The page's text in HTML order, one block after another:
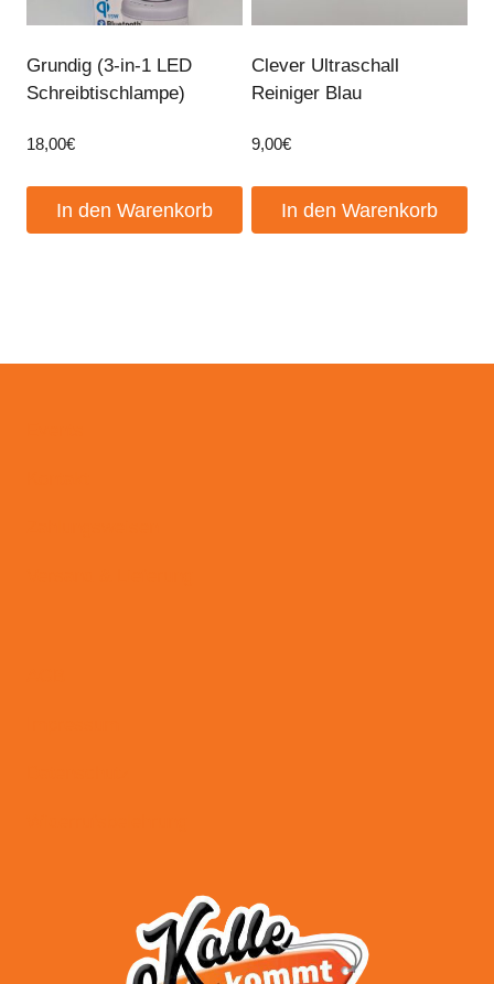
Grundig (3-in-1 LED
Schreibtischlampe)
18,00€
In den Warenkorb
Clever Ultraschall
Reiniger Blau
9,00€
In den Warenkorb